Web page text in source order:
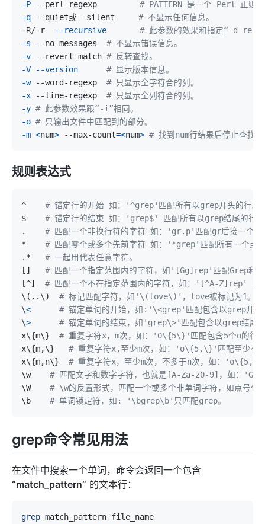
-P --perl-regexp # PATTERN 是一个 Perl 正则
-q --quiet或--silent # 不显示任何信息。
-R/-r
--recursive
# 此参数的效果和指定“-d
-s --no-messages # 不显示错误信息。
-v --revert-match # 反转查找。
-V
--version
# 显示版本信息。
-w --word-regexp # 只显示全字符合的列。
-x --line-regexp # 只显示全列符合的列。
-y # 此参数效果跟“-i”相同。
-o # 只输出文件中匹配到的部分。
-m <num> --max-count=<num> # 找到num行结果后停止查找
规则表达式
^ # 锚定行的开始 如：'^grep'匹配所有以grep开头的
$ # 锚定行的结束 如：'grep$' 匹配所有以grep结尾的行。
.
# 匹配一个非换行符的字符 如：'gr.p'匹配gr后接一
* # 匹配零个或多个先前字符 如：'*grep'匹配所有一个
.* # 一起用代表任意字符。
[ ]
# 匹配一个指定范围内的字符，如'[Gg]rep'匹配
[^]
# 匹配一个不在指定范围内的字符，如：'[^A-Z]rep' 匹
\ ( .. \ )
# 标记匹配字符，如'\(love\)'，love被标记为
\<
# 锚定单词的开始，如:'\<grep'匹配包含以grep
\>
# 锚定单词的结束，如'grep\>'匹配包含以grep结
x\{m\}
# 重复字符x，m次，如：'0\{5\}'匹配包含5个o
x\{m,\}
# 重复字符x,至少m次，如：'o\{5,\}'匹配至少
x\{m,n\}
# 重复字符x，至少m次，不多于n次，如：
\w # 匹配文字和数字字符，也就是[A-Za-z0-9]，如：
\W # \w的反置形式，匹配一个或多个非单词字符，如点号
\ b # 单词锁定符，如: '\bgrep\b'只匹配grep。
grep命令常见用法
在文件中搜索一个单词，命令会返回一个包含
“match_pattern” 的文本行：
grep